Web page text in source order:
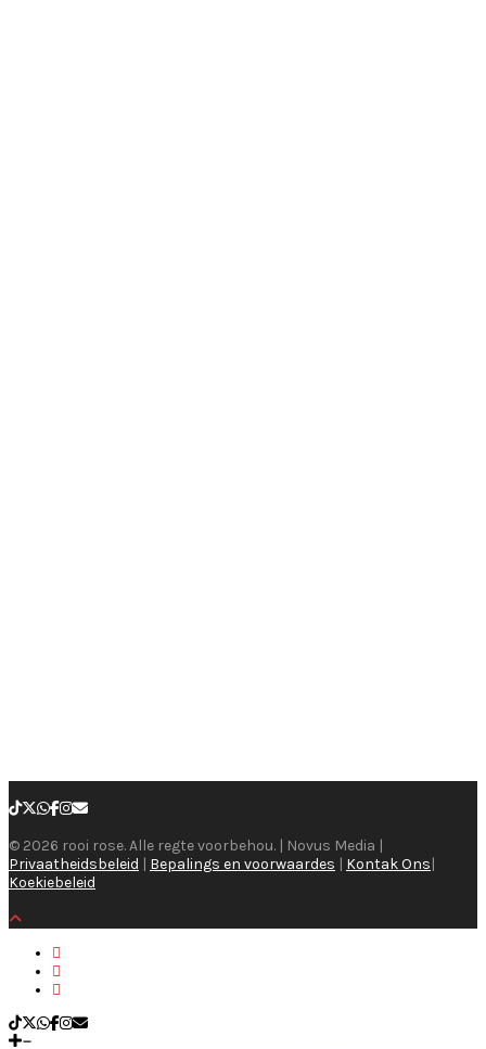
© 2026 rooi rose. Alle regte voorbehou. | Novus Media |
Privaatheidsbeleid | Bepalings en voorwaardes | Kontak Ons|
Koekiebeleid